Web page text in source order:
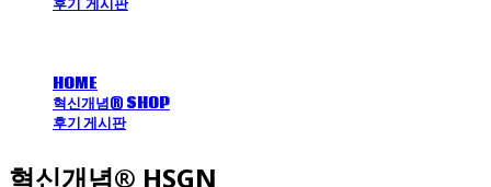
HOME
혁신개념® SHOP
후기 게시판
혁신개념® HSGN